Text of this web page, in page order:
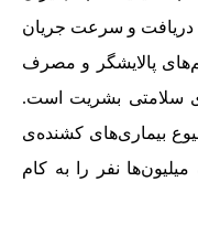
دریافت و سرعت جریان
پالایشگر و مصرف
سلامتی بشریت است.
بیماری‌های کشنده‌ی
نفر را به کام